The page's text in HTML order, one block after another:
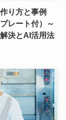
り方と事例
レート付）～
決とAI活用法